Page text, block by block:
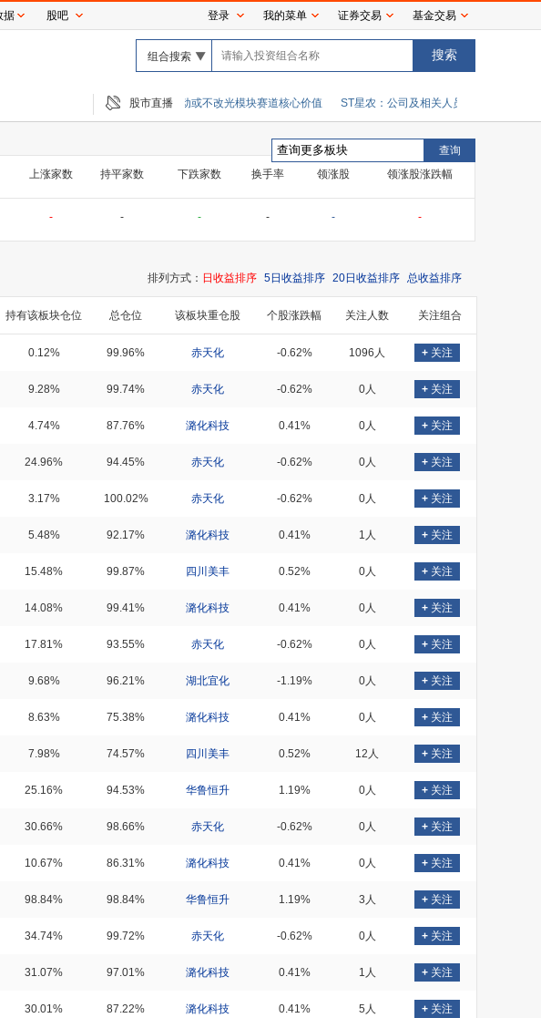
据 股吧 登录 我的菜单 证券交易 基金交易
组合搜索
股市直播
闻落地难度大＋景气持续 短期扰动或不改光模块赛道核心价值 ST星农：公司及相关人员收到浙江证监局警
上涨家数 持平家数 下跌家数 换手率 领涨股 领涨股涨跌幅
- - - - - -
排列方式： 日收益排序 5日收益排序 20日收益排序 总收益排序
持有该板块仓位 总仓位 该板块重仓股 个股涨跌幅 关注人数 关注组合
0.12% 99.96% 赤天化 -0.62% 1096人 + 关注
9.28% 99.74% 赤天化 -0.62% 0人 + 关注
4.74% 87.76% 潞化科技 0.41% 0人 + 关注
24.96% 94.45% 赤天化 -0.62% 0人 + 关注
3.17% 100.02% 赤天化 -0.62% 0人 + 关注
5.48% 92.17% 潞化科技 0.41% 1人 + 关注
15.48% 99.87% 四川美丰 0.52% 0人 + 关注
14.08% 99.41% 潞化科技 0.41% 0人 + 关注
17.81% 93.55% 赤天化 -0.62% 0人 + 关注
9.68% 96.21% 湖北宜化 -1.19% 0人 + 关注
8.63% 75.38% 潞化科技 0.41% 0人 + 关注
7.98% 74.57% 四川美丰 0.52% 12人 + 关注
25.16% 94.53% 华鲁恒升 1.19% 0人 + 关注
30.66% 98.66% 赤天化 -0.62% 0人 + 关注
10.67% 86.31% 潞化科技 0.41% 0人 + 关注
98.84% 98.84% 华鲁恒升 1.19% 3人 + 关注
34.74% 99.72% 赤天化 -0.62% 0人 + 关注
31.07% 97.01% 潞化科技 0.41% 1人 + 关注
30.01% 87.22% 潞化科技 0.41% 5人 + 关注